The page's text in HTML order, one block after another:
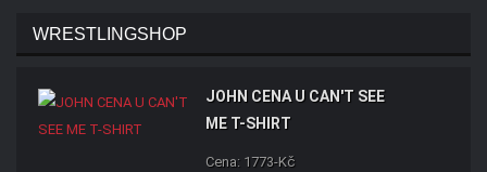
WRESTLINGSHOP
JOHN CENA U CAN'T SEE
ME T-SHIRT
Cena: 1773-Kč